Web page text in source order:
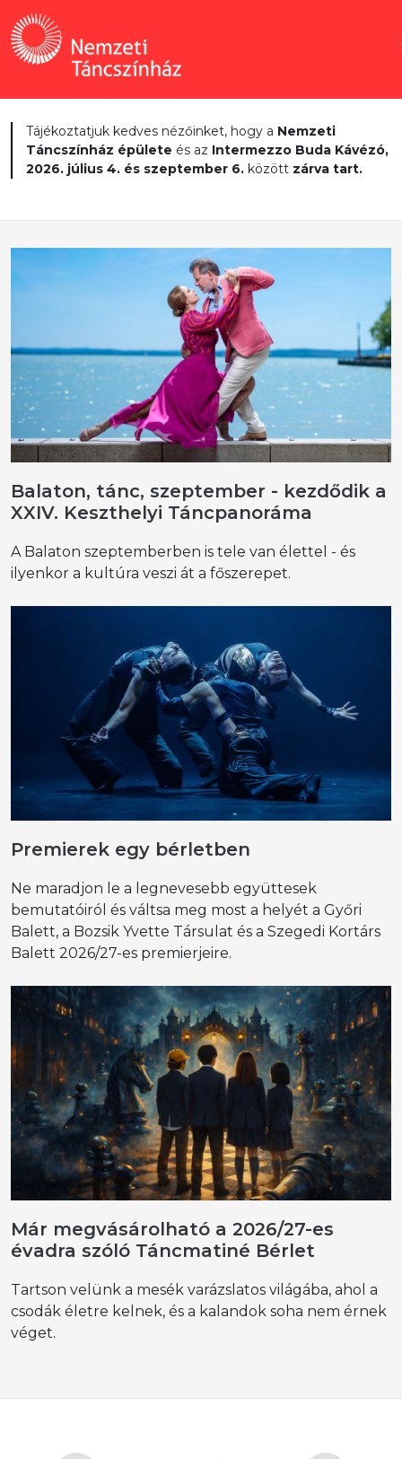
Tájékoztatjuk kedves nézőinket, hogy a Nemzeti
Táncszínház épülete és az Intermezzo Buda Kávézó,
2026. július 4. és szeptember 6. között zárva tart.
Balaton, tánc, szeptember - kezdődik a
XXIV. Keszthelyi Táncpanoráma
A Balaton szeptemberben is tele van élettel - és
ilyenkor a kultúra veszi át a főszerepet.
Premierek egy bérletben
Ne maradjon le a legnevesebb együttesek
bemutatóiról és váltsa meg most a helyét a Győri
Balett, a Bozsik Yvette Társulat és a Szegedi Kortárs
Balett 2026/27-es premierjeire.
Már megvásárolható a 2026/27-es
évadra szóló Táncmatiné Bérlet
Tartson velünk a mesék varázslatos világába, ahol a
csodák életre kelnek, és a kalandok soha nem érnek
véget.